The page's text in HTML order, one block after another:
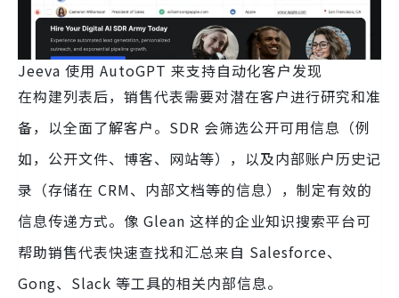
Jeeva 使用 AutoGPT 来支持自动化客户发现
在构建列表后，销售代表需要对潜在客户进行研究和准
备，以全面了解客户。SDR 会筛选公开可用信息（例
如，公开文件、博客、网站等），以及内部账户历史记
录（存储在 CRM、内部文档等的信息），制定有效的
信息传递方式。像 Glean 这样的企业知识搜索平台可
帮助销售代表快速查找和汇总来自 Salesforce、
Gong、Slack 等工具的相关内部信息。